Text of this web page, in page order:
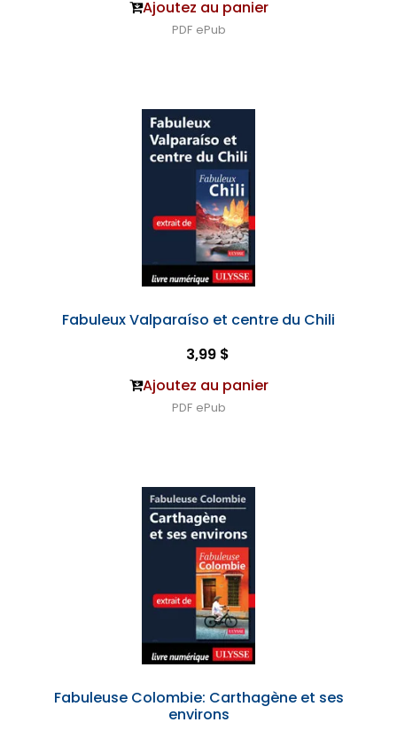
Ajoutez au panier
PDF ePub
Fabuleux Valparaíso et centre du Chili
3,99 $
Ajoutez au panier
PDF ePub
Fabuleuse Colombie: Carthagène et ses
environs